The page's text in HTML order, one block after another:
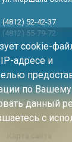
(4812) 52-42-37
(4812) 55-79-72
(4812) 30-06-11
основания 1983 год
Архив новостей
cookie-
адресе и
по Вашему
данный
с